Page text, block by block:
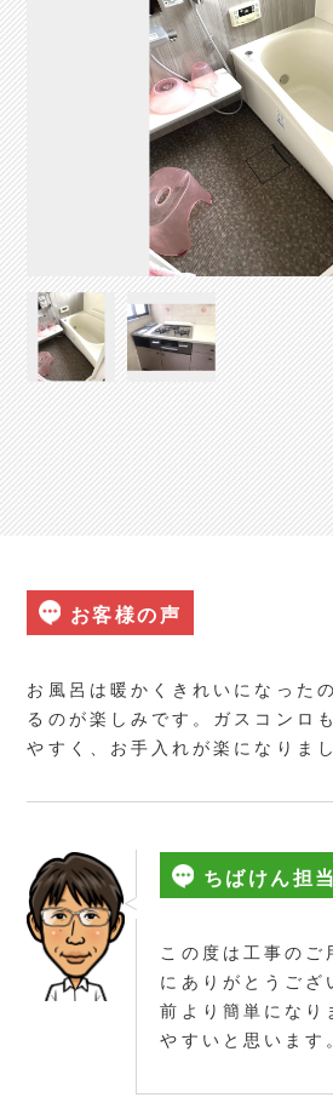
お客様の声
お風呂は暖かくきれいになった
るのが楽しみです。ガスコンロ
やすく、お手入れが楽になりまし
ちばけん担
この度は工事のご
にありがとうござ
前より簡単になり
やすいと思います